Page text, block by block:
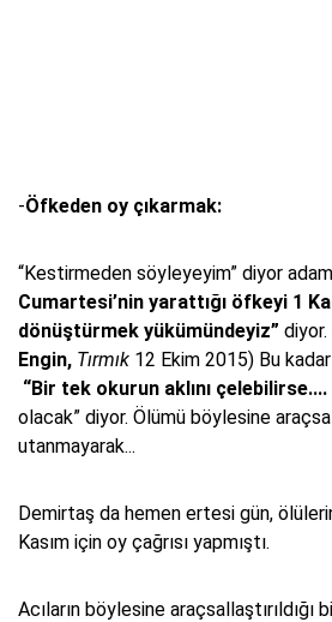
-Öfkeden oy çıkarmak:
“Kestirmeden söyleyeyim” diyor
Cumartesi’nin yarattığı öfkeyi 1
dönüştürmek yükümündeyiz”
Engin, Tırmık 12 Ekim 2015) Bu
“Bir tek okurun aklını çelebilirse....
olacak” diyor. Ölümü böylesine
utanmayarak...
Demirtaş da hemen ertesi gün,
Kasım için oy çağrısı yapmıştı.
Acıların böylesine araçsallaştırıldığı